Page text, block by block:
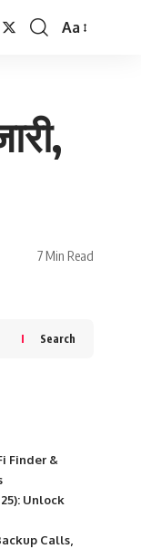
Font
Aa
7 Min Read
Search
Finder &
Unlock
Calls,